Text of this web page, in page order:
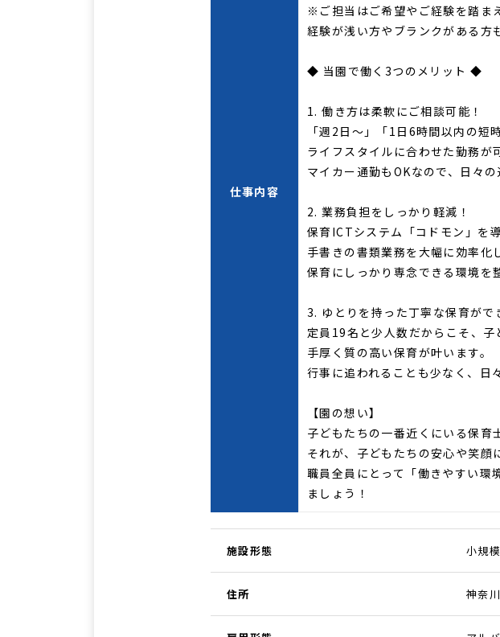
仕事内容
※ご担当はご希望やご経験を踏ま
経験が浅い方やブランクがある方
◆ 当園で働く3つのメリット ◆
1. 働き方は柔軟にご相談可能！
「週2日～」「1日6時間以内の短
ライフスタイルに合わせた勤務が
マイカー通勤もOKなので、日々の
2. 業務負担をしっかり軽減！
保育ICTシステム「コドモン」を導
手書きの書類業務を大幅に効率化
保育にしっかり専念できる環境を
3. ゆとりを持った丁寧な保育がで
定員19名と少人数だからこそ、子
手厚く質の高い保育が叶います。
行事に追われることも少なく、日
【園の想い】
子どもたちの一番近くにいる保育
それが、子どもたちの安心や笑顔
職員全員にとって「働きやすい環
ましょう！
施設形態 小規
住所 神奈